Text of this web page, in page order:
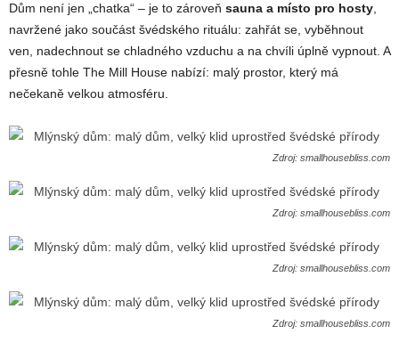
Dům není jen „chatka“ – je to zároveň sauna a místo pro hosty
navržené jako součást švédského rituálu: zahřát se, vyběhnout
ven, nadechnout se chladného vzduchu a na chvíli úplně vypnout. A
přesně tohle The Mill House nabízí: malý prostor, který má
nečekaně velkou atmosféru.
Zdroj: smallhousebliss.com
Zdroj: smallhousebliss.com
Zdroj: smallhousebliss.com
Zdroj: smallhousebliss.com